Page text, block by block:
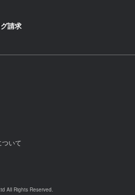
請求
ついて
All Rights Reserved.